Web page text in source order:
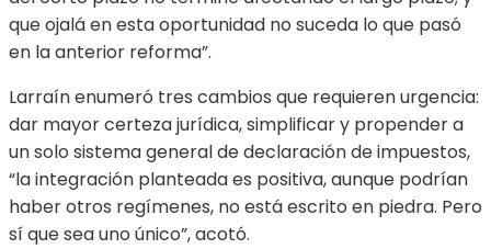
que ojalá en esta oportunidad no suceda lo que pasó
en la anterior reforma”.
Larraín enumeró tres cambios que requieren urgencia:
dar mayor certeza jurídica, simplificar y propender a
un solo sistema general de declaración de impuestos,
“la integración planteada es positiva, aunque podrían
haber otros regímenes, no está escrito en piedra. Pero
sí que sea uno único”, acotó.